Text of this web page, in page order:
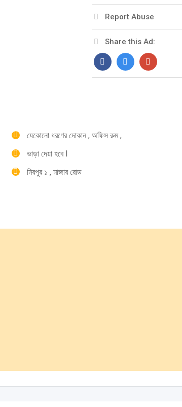
Report Abuse
Share this Ad:
যেকোনো ধরণের দোকান , অফিস রুম ,
ভাড়া দেয়া হবে l
মিরপুর ১ , মাজার রোড